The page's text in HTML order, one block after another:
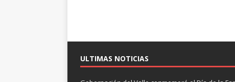
ULTIMAS NOTICIAS